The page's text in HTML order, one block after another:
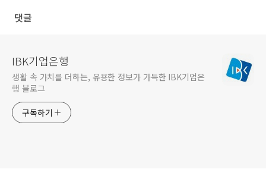
댓글
IBK기업은행
생활 속 가치를 더하는, 유용한 정보가 가득한 IBK기업은
행 블로그
구독하기